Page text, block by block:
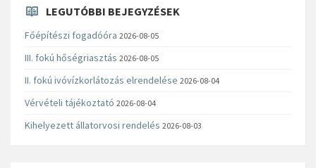
LEGUTÓBBI BEJEGYZÉSEK
Főépítészi fogadóóra 2026-08-05
III. fokú hőségriasztás 2026-08-05
II. fokú ivóvízkorlátozás elrendelése 2026-08-04
Vérvételi tájékoztató 2026-08-04
Kihelyezett állatorvosi rendelés 2026-08-03